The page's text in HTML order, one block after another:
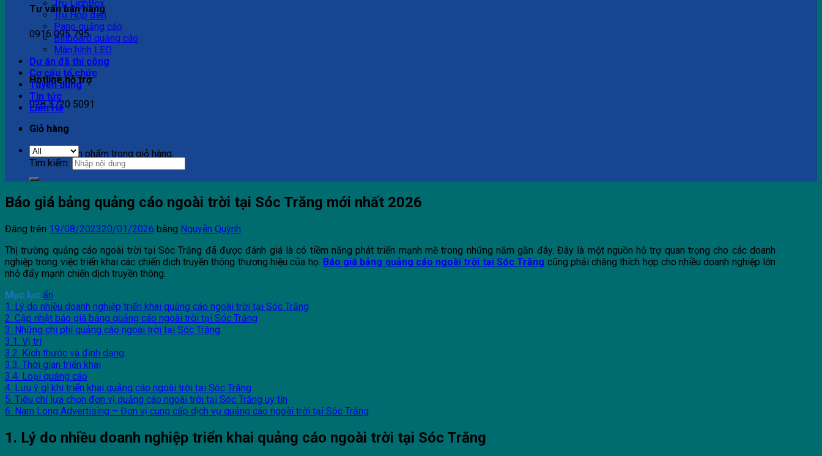
Tư vấn bán hàng
0916 095 795
Hotline hỗ trợ
028 3720 5091
Giỏ hàng
Chưa có sản phẩm trong giỏ hàng.
Trụ LighBox
Trụ Hộp đèn
Pano quảng cáo
Billboard quảng cáo
Màn hình LED
Dự án đã thi công
Cơ cấu tổ chức
Tuyển dụng
Tin tức
Liên Hệ
Tìm kiếm:
Báo giá bảng quảng cáo ngoài trời tại Sóc Trăng mới nhất 2026
Đăng trên 19/08/202320/01/2026 bằng Nguyễn Quỳnh
Thị trường quảng cáo ngoài trời tại Sóc Trăng đã được đánh giá là có tiềm năng phát triển mạnh mẽ trong những năm gần đây. Đây là một nguồn hỗ trợ quan trọng cho các doanh
nghiệp trong việc triển khai các chiến dịch truyền thông thương hiệu của họ. Báo giá bảng quảng cáo ngoài trời tại Sóc Trăng cũng phải chăng thích hợp cho nhiều doanh nghiệp lớn
nhỏ đẩy mạnh chiến dịch truyền thông.
Mục lục ẩn
1. Lý do nhiều doanh nghiệp triển khai quảng cáo ngoài trời tại Sóc Trăng
2. Cập nhật báo giá bảng quảng cáo ngoài trời tại Sóc Trăng
3. Những chi phí quảng cáo ngoài trời tại Sóc Trăng
3.1. Vị trí
3.2. Kích thước và định dạng
3.3. Thời gian triển khai
3.4. Loại quảng cáo
4. Lưu ý gì khi triển khai quảng cáo ngoài trời tại Sóc Trăng
5. Tiêu chí lựa chọn đơn vị quảng cáo ngoài trời tại Sóc Trăng uy tín
6. Nam Long Advertising – Đơn vị cung cấp dịch vụ quảng cáo ngoài trời tại Sóc Trăng
1. Lý do nhiều doanh nghiệp triển khai quảng cáo ngoài trời tại Sóc Trăng